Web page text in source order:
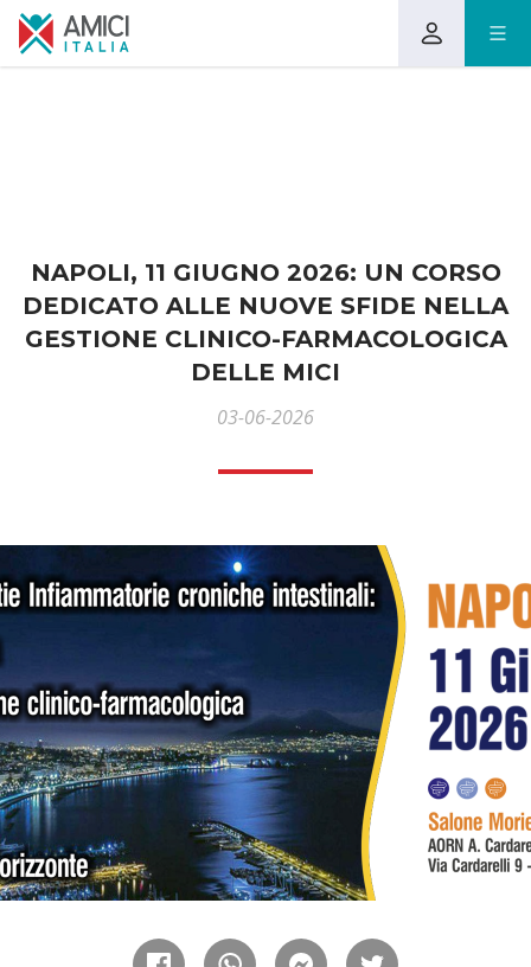
NAPOLI, 11 GIUGNO 2026: UN CORSO
DEDICATO ALLE NUOVE SFIDE NELLA
GESTIONE CLINICO-FARMACOLOGICA
DELLE MICI
03-06-2026